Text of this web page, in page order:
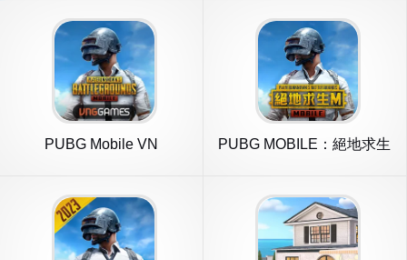
PUBG Mobile VN
PUBG MOBILE：絕地求生